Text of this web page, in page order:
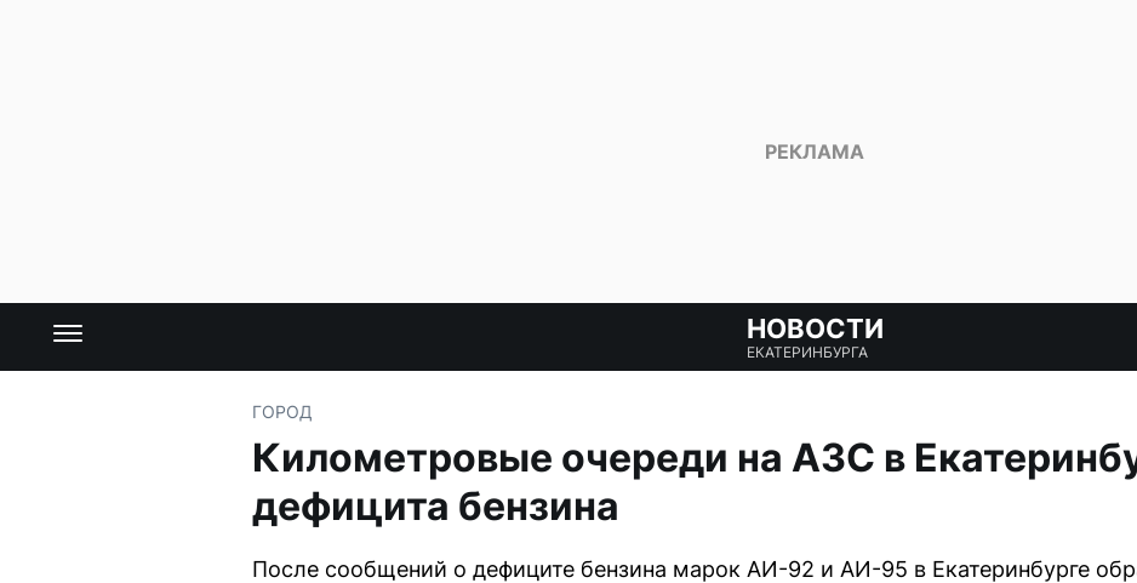
НОВОСТИ
ЕКАТЕРИНБУРГА
ГОРОД
Километровые очереди на АЗС в
дефицита бензина
После сообщений о дефиците бензина марок АИ-92 и АИ-95 в Екатеринбурге